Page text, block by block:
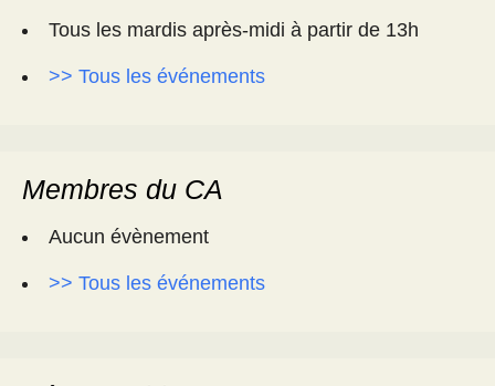
Tous les mardis après-midi à partir de 13h
>> Tous les événements
Membres du CA
Aucun évènement
>> Tous les événements